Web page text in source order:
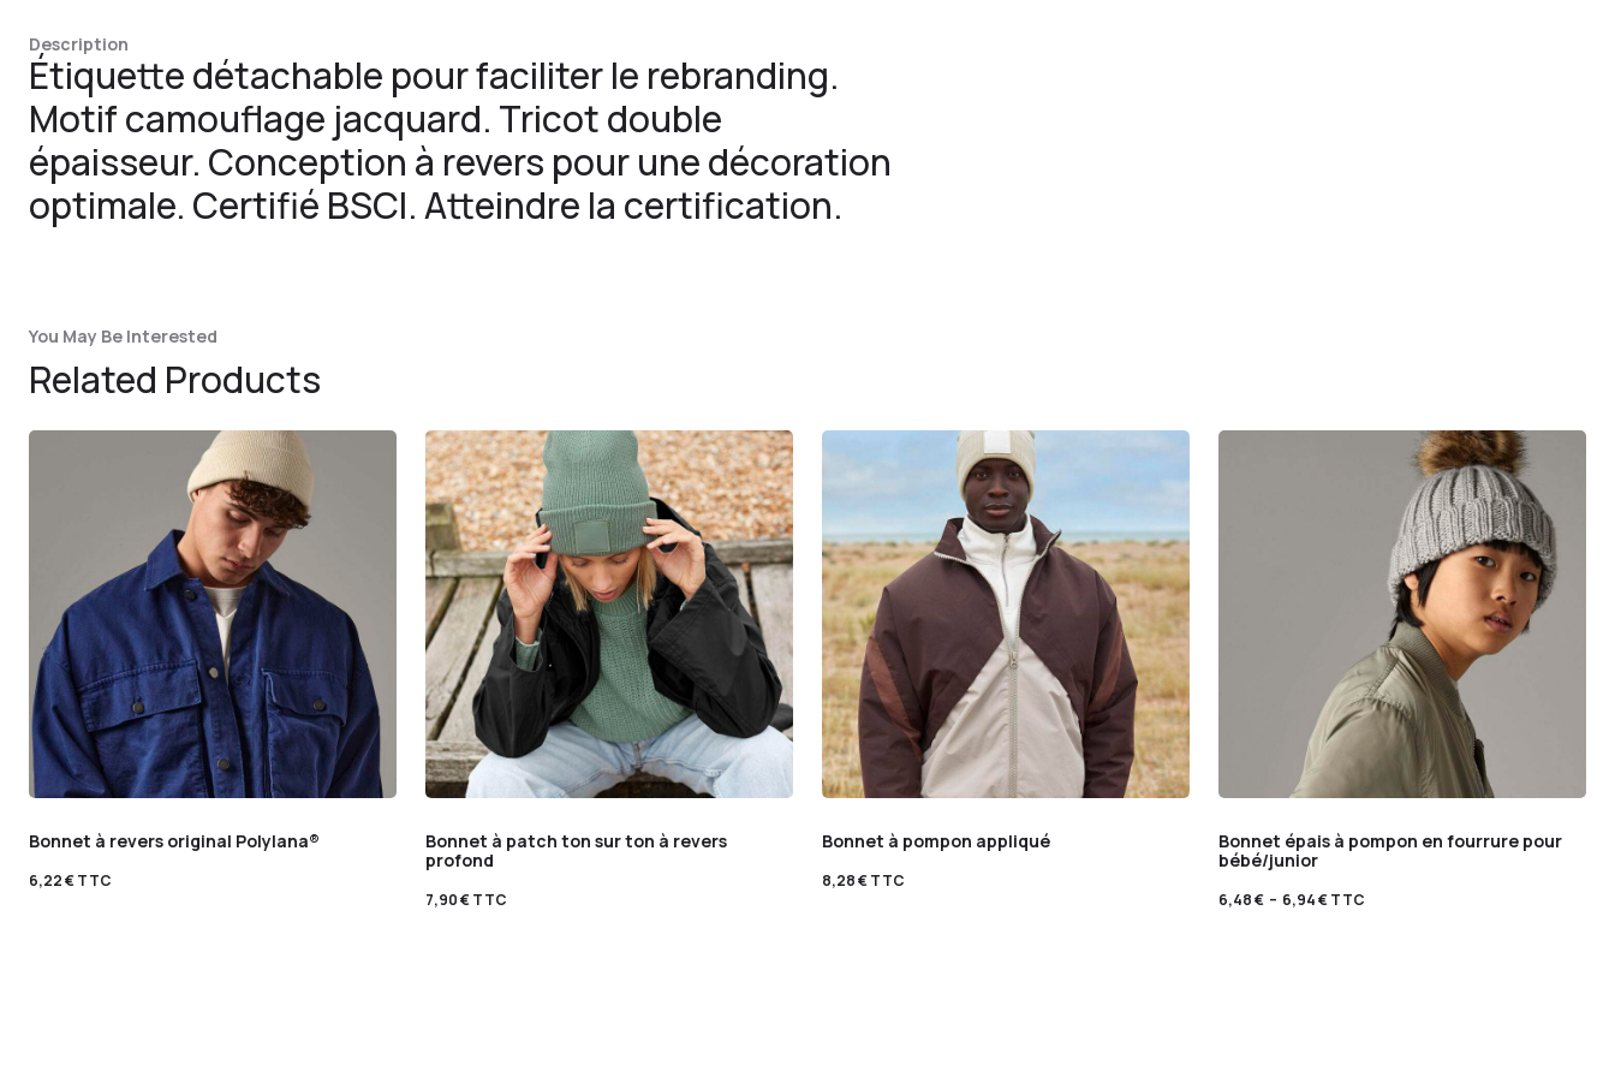
Description
Étiquette détachable pour faciliter le rebranding.
Motif camouflage jacquard. Tricot double
épaisseur. Conception à revers pour une décoration
optimale. Certifié BSCI. Atteindre la certification.
You May Be Interested
Related Products
Bonnet à revers original Polylana®
6,22€TTC
Bonnet à patch ton sur ton à revers
profond
7,90€TTC
Bonnet à pompon appliqué
8,28€TTC
Bonnet épais à pompon en fourrure pour
bébé/junior
6,48€ – 6,94€TTC